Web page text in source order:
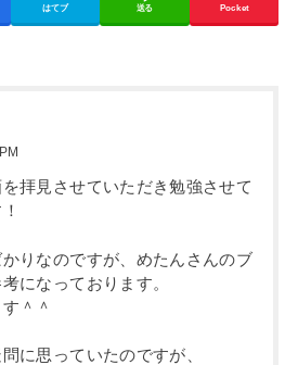
はてブ 送る Pocket
拝見させていただき勉強させて
りなのですが、めたんさんのブ
になっております。
＾＾
に思っていたのですが、